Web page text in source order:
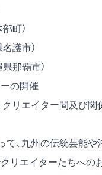
町）
護市）
那覇市）
の開催
クリエイター間及び
て、九州の伝統芸能
リエイターたちへの